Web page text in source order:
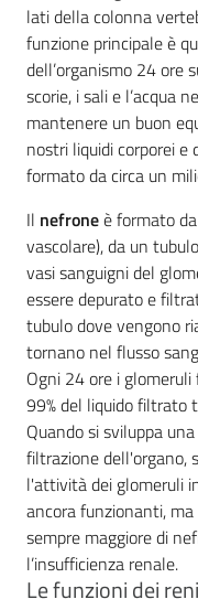
ed Enti
Seguici
su
lati della colonna
funzione principale è
dell’organismo 24 ore
scorie, i sali e l’acqua
mantenere un buon
nostri liquidi corporei
formato da circa un
Il nefroneè formato
vascolare), da un
vasi sanguigni del
essere depurato e
tubulo dove vengono
tornano nel flusso
Ogni 24 ore i
99% del liquido filtrato
Quando si sviluppa
filtrazione dell'organo,
l'attività dei glomeruli
ancora funzionanti,
sempre maggiore di
l’insufficienza renale.
Le funzioni dei